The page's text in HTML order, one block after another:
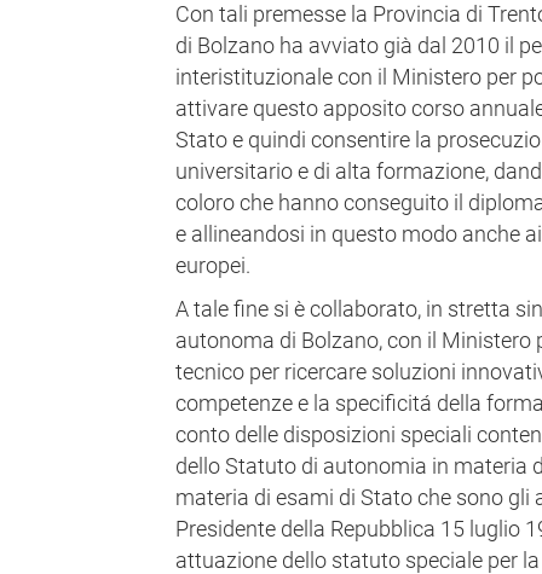
Con tali premesse la Provincia di
di Bolzano ha avviato già dal 2010 il
interistituzionale con il Ministero per
attivare questo apposito corso
Stato e quindi consentire la
universitario e di alta formazione,
coloro che hanno conseguito il
e allineandosi in questo modo anche
europei.
A tale fine si è collaborato, in stretta
autonoma di Bolzano, con il Ministero
tecnico per ricercare soluzioni
competenze e la specificitá della
conto delle disposizioni speciali
dello Statuto di autonomia in materia
materia di esami di Stato che sono gli
Presidente della Repubblica 15 luglio
attuazione dello statuto speciale per